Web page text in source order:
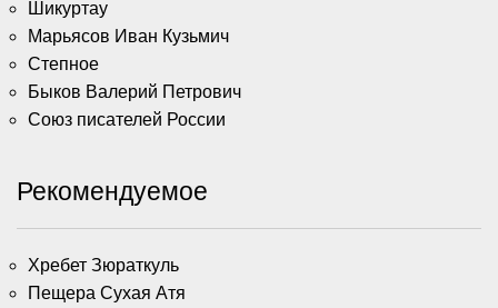
Шикуртау
Марьясов Иван Кузьмич
Степное
Быков Валерий Петрович
Союз писателей России
Рекомендуемое
Хребет Зюраткуль
Пещера Сухая Атя